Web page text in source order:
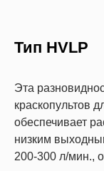
Тип HVLP
Эта
краскопультов
обеспечивает
низким
200-300 л/мин.,